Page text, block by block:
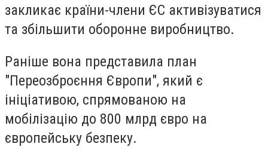
закликає країни-члени ЄС активізуватися
та збільшити оборонне виробництво.
Раніше вона представила план
"Переозброєння Європи", який є
ініціативою, спрямованою на
мобілізацію до 800 млрд євро на
європейську безпеку.